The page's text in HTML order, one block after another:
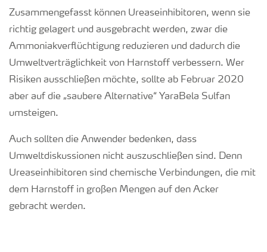
Zusammengefasst können Ureaseinhibitoren, wenn sie
richtig gelagert und ausgebracht werden, zwar die
Ammoniakverflüchtigung reduzieren und dadurch die
Umweltverträglichkeit von Harnstoff verbessern. Wer
Risiken ausschließen möchte, sollte ab Februar 2020
aber auf die „saubere Alternative“ YaraBela Sulfan
umsteigen.
Auch sollten die Anwender bedenken, dass
Umweltdiskussionen nicht auszuschließen sind. Denn
Ureaseinhibitoren sind chemische Verbindungen, die mit
dem Harnstoff in großen Mengen auf den Acker
gebracht werden.